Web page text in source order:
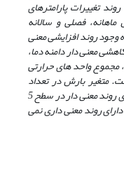
تغییرات پارامترهای
فصلی و سالانه
وجود روند افزایشی معنی
معنی دار دامنه دما،
مجموع واحد های حرارتی
متغیر بارش در تعداد
معدودی از ایستگاه ها در مقیاس ماهانه دارای روند معنی دار در سطح 5
روند معنی داری نمی